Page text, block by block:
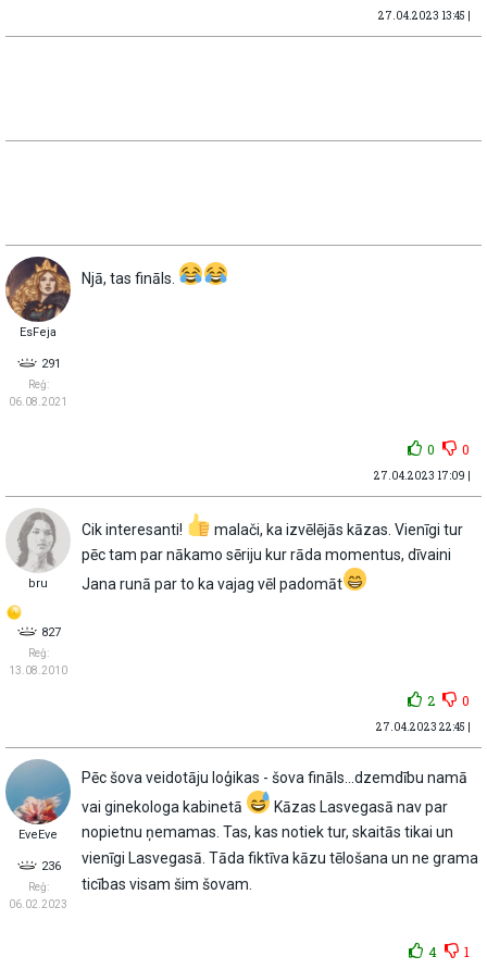
27.04.2023 13:45 |
EsFeja
291
Reģ:
06.08.2021
Njā, tas fināls.
0 0
27.04.2023 17:09 |
bru
827
Reģ:
13.08.2010
Cik interesanti!
malači, ka izvēlējās kāzas. Vienīgi tur
pēc tam par nākamo sēriju kur rāda momentus, dīvaini
Jana runā par to ka vajag vēl padomāt
2 0
27.04.2023 22:45 |
EveEve
236
Reģ:
06.02.2023
Pēc šova veidotāju loģikas - šova fināls…dzemdību namā
vai ginekologa kabinetā
Kāzas Lasvegasā nav par
nopietnu ņemamas. Tas, kas notiek tur, skaitās tikai un
vienīgi Lasvegasā. Tāda fiktīva kāzu tēlošana un ne grama
ticības visam šim šovam.
4 1